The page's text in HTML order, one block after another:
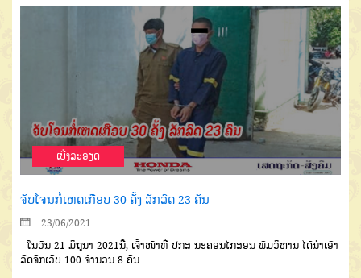
ເບີ່ງລະອຽດ
ຈັບໂຈນກໍ່ເຫດເກືອບ 30 ຄັ້ງ ລັກລົດ 23 ຄັນ
23/06/2021
ໃນວັນ 21 ມິຖຸນາ 2021ນີ້, ເຈົ້າໜ້າທີ່ ປກສ ນະຄອນໄກສອນ ພົມວິຫານ ໄດ້ນໍາເອົາ
ລົດຈັກເວັບ 100 ຈໍານວນ 8 ຄັນ